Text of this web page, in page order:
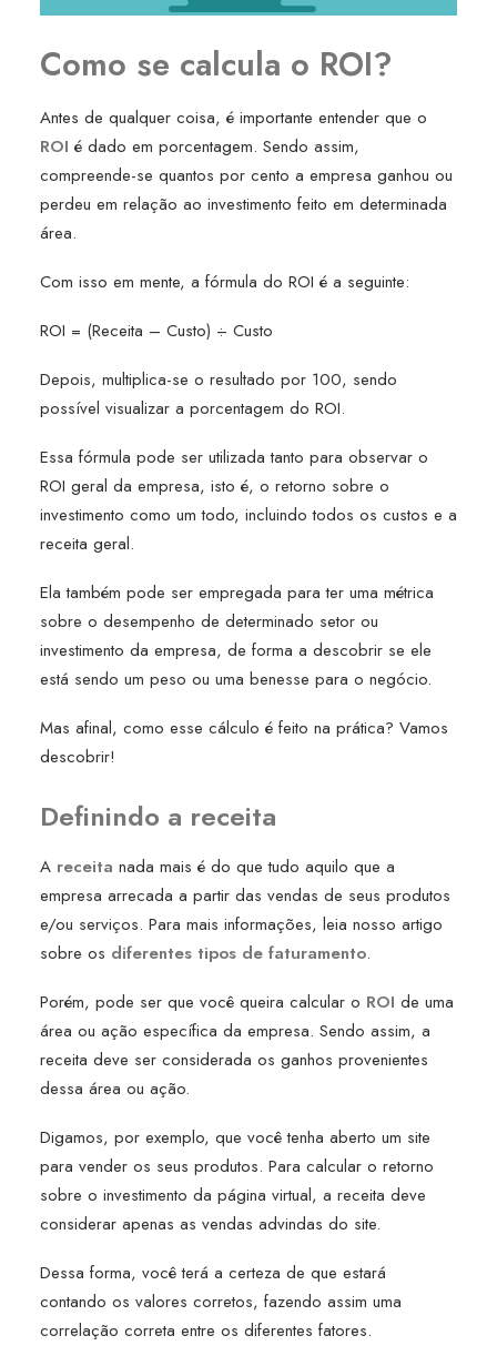
Como se calcula o ROI?
Antes de qualquer coisa, é importante entender que o
ROI é dado em porcentagem. Sendo assim,
compreende-se quantos por cento a empresa ganhou ou
perdeu em relação ao investimento feito em determinada
área.
Com isso em mente, a fórmula do ROI é a seguinte:
ROI = (Receita – Custo) ÷ Custo
Depois, multiplica-se o resultado por 100, sendo
possível visualizar a porcentagem do ROI.
Essa fórmula pode ser utilizada tanto para observar o
ROI geral da empresa, isto é, o retorno sobre o
investimento como um todo, incluindo todos os custos e a
receita geral.
Ela também pode ser empregada para ter uma métrica
sobre o desempenho de determinado setor ou
investimento da empresa, de forma a descobrir se ele
está sendo um peso ou uma benesse para o negócio.
Mas afinal, como esse cálculo é feito na prática? Vamos
descobrir!
Definindo a receita
A receita nada mais é do que tudo aquilo que a
empresa arrecada a partir das vendas de seus produtos
e/ou serviços. Para mais informações, leia nosso artigo
sobre os diferentes tipos de faturamento.
Porém, pode ser que você queira calcular o ROI de uma
área ou ação específica da empresa. Sendo assim, a
receita deve ser considerada os ganhos provenientes
dessa área ou ação.
Digamos, por exemplo, que você tenha aberto um site
para vender os seus produtos. Para calcular o retorno
sobre o investimento da página virtual, a receita deve
considerar apenas as vendas advindas do site.
Dessa forma, você terá a certeza de que estará
contando os valores corretos, fazendo assim uma
correlação correta entre os diferentes fatores.